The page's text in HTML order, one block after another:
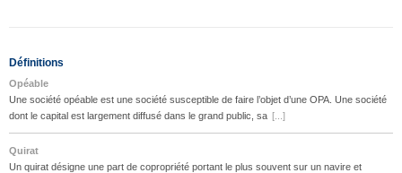
Définitions
Opéable
Une société opéable est une société susceptible de faire l’objet d’une OPA. Une société
dont le capital est largement diffusé dans le grand public, sa [...]
Quirat
Un quirat désigne une part de copropriété portant le plus souvent sur un navire et